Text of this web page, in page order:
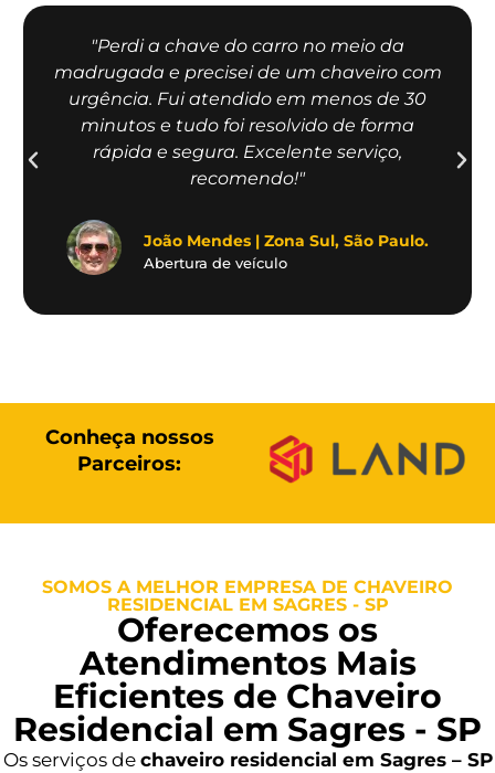
"Perdi a chave do carro no meio da
madrugada e precisei de um chaveiro com
urgência. Fui atendido em menos de 30
minutos e tudo foi resolvido de forma
rápida e segura. Excelente serviço,
recomendo!"
João Mendes | Zona Sul, São Paulo.
Abertura de veículo
Conheça nossos
Parceiros:
SOMOS A MELHOR EMPRESA DE CHAVEIRO
RESIDENCIAL EM SAGRES - SP
Oferecemos os
Atendimentos Mais
Eficientes de Chaveiro
Residencial em Sagres - SP
Os serviços de chaveiro residencial em Sagres – SP